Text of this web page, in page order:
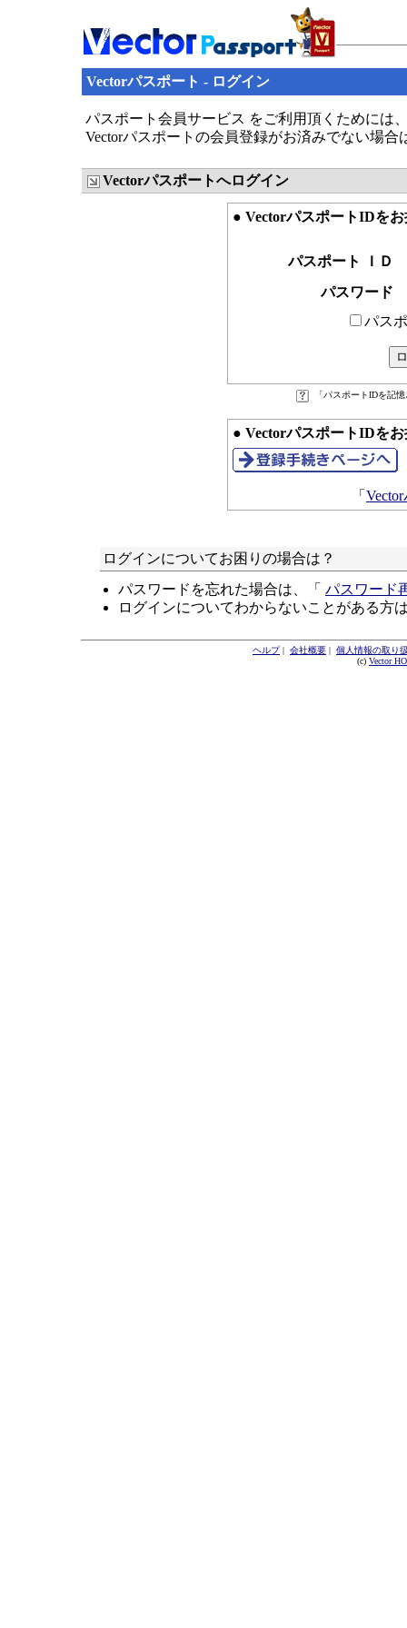
Vectorパスポート - ログイン
パスポート会員サービス をご利用頂くためには
Vectorパスポートの会員登録がお済みでない場
Vectorパスポートへログイン
● VectorパスポートIDを
パスポート ＩＤ
パスワード
パス
「パスポートIDを記
● VectorパスポートIDを
「
ログインについてお困りの場合は？
パスワードを忘れた場合は、「 パスワード
ログインについてわからないことがある方
ヘルプ| 会社概要 | 個人情報の取り
(c) Vector